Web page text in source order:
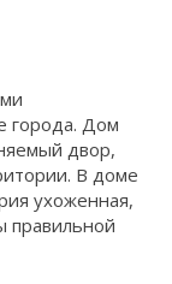
города. Дом
двор,
В доме
ухоженная,
правильной
Зал
11,3.